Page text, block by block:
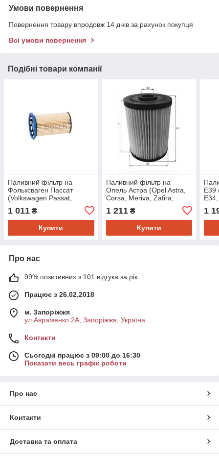
Умови повернення
Повернення товару впродовж 14 днів за рахунок покупця
Всі умови повернення
Подібні товари компанії
Паливний фільтр на
Фольксваген Пассат
(Volkswagen Passat,
F026402809
1 011 ₴
Купити
Паливний фільтр на
Опель Астра (Opel Astra,
Corsa, Meriva, Zafira,
Knecht/mahle KX265D
1 211₴
Купити
Е39
1
Про нас
99% позитивних з 101 відгука за рік
Працює з 26.02.2018
м. Запоріжжя
ул Авраменко 2А, Запоріжжя, Україна
Контакти
Сьогодні працює з 09:00 до 16:30
Показати весь графік роботи
Про нас
Контакти
Доставка та оплата